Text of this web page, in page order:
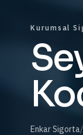
Kurumsal
Enkar Sigorta/